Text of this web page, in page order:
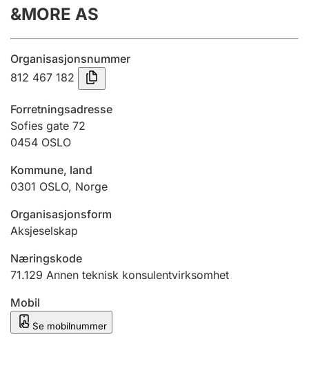
Årsregnskap
Innsending og forsinkelsesgebyr
Tinglysing
Jeger
Ektepaktveileder
Offentlig sektor
Andre tema
&MORE AS
Organisasjonsnummer
812 467 182
Forretningsadresse
Sofies gate 72
0454 OSLO
Kommune, land
0301 OSLO, Norge
Organisasjonsform
Aksjeselskap
Næringskode
71.129 Annen teknisk konsulentvirksomhet
Mobil
Se mobilnummer